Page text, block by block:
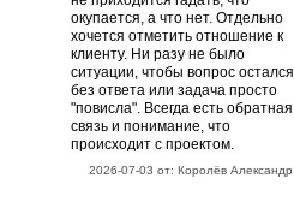
окупается, а что нет. Отдельно
хочется отметить отношение к
клиенту. Ни разу не было
ситуации, чтобы вопрос остался
без ответа или задача просто
"повисла". Всегда есть обратная
связь и понимание, что
происходит с проектом.
2026-07-03 от: Королёв Александр